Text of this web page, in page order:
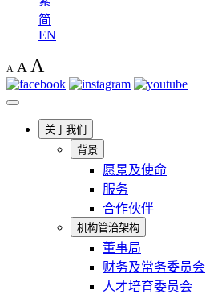
简
EN
A A A
关于我们
背景
愿景及使命
服务
合作伙伴
机构管治架构
董事局
财务及常务委员会
人才培育委员会